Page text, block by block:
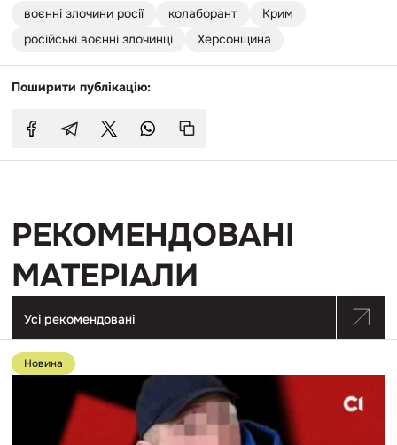
воєнні злочини росії колаборант
Крим
російські воєнні злочинці
Херсонщина
Поширити публікацію:
РЕКОМЕНДОВАНІ
МАТЕРІАЛИ
Усі рекомендовані
Перейти
до
публікації
пограбував,
Новина